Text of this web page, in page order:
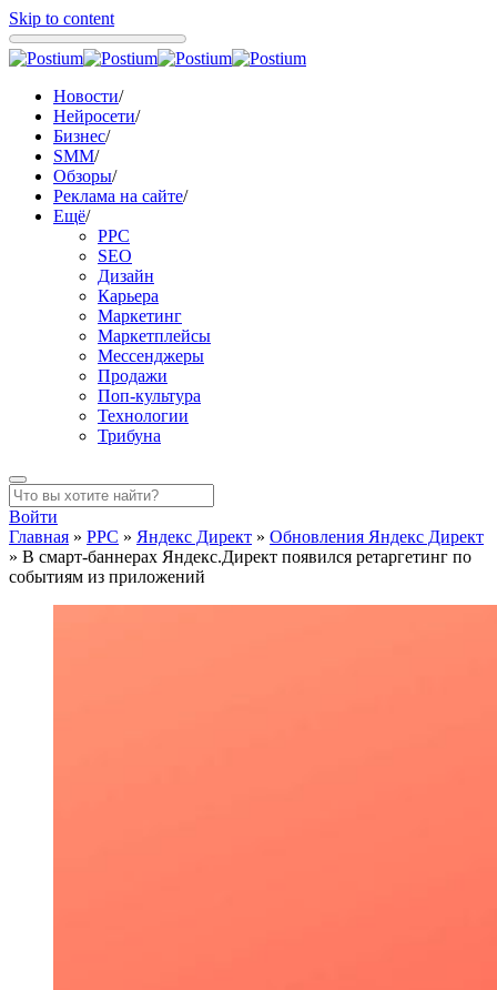
Skip to content
Новости/
Нейросети/
Бизнес/
SMM/
Обзоры/
Реклама на сайте/
Ещё/
PPC
SEO
Дизайн
Карьера
Маркетинг
Маркетплейсы
Мессенджеры
Продажи
Поп-культура
Технологии
Трибуна
Войти
Главная » PPC » Яндекс Директ » Обновления Яндекс Директ
» В смарт-баннерах Яндекс.Директ появился ретаргетинг по
событиям из приложений